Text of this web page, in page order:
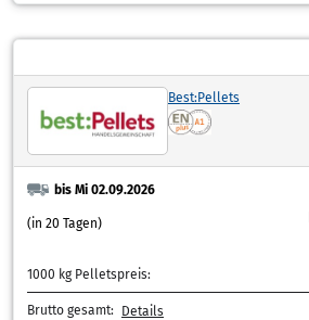
Best:Pellets
bis Mi 02.09.2026
(in 20 Tagen)
1000 kg Pelletspreis:
Brutto gesamt: Details